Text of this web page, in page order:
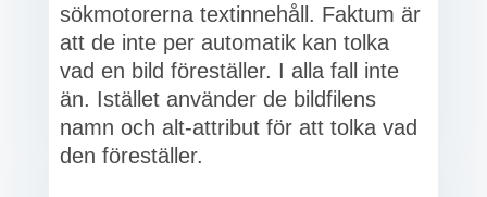
sökmotorerna textinnehåll. Faktum är
att de inte per automatik kan tolka
vad en bild föreställer. I alla fall inte
än. Istället använder de bildfilens
namn och alt-attribut för att tolka vad
den föreställer.